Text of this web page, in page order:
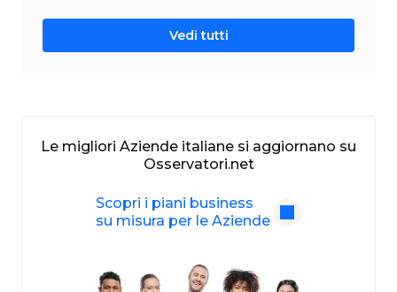
Vedi tutti
Le migliori Aziende italiane si aggiornano su
Osservatori.net
Scopri i piani business
su misura per le Aziende